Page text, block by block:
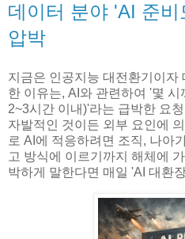
데이터 분야 'AI 준비
압박
지금은 인공지능 대전환기이자
한 이유는, AI와 관련하여 '몇
2~3시간 이내)'라는 급박한 요
자발적인 것이든 외부 요인에
로 AI에 적응하려면 조직, 나아
고 방식에 이르기까지 해체에
박하게 말한다면 매일 'AI 대환